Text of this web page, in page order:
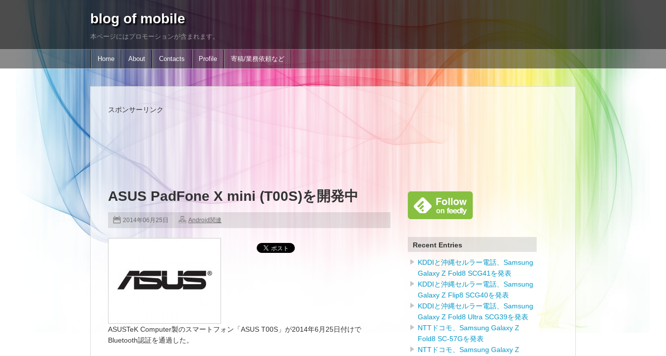
blog of mobile
本ページにはプロモーションが含まれます。
Home About Contacts Profile 寄稿/業務依頼など
スポンサーリンク
ASUS PadFone X mini (T00S)を開発中
2014年06月25日 Android関連
ASUSTeK Computer製のスマートフォン「ASUS T00S」が2014年6月25日付けで
Bluetooth認証を通過した。
Recent Entries
KDDIと沖縄セルラー電話、Samsung
Galaxy Z Fold8 SCG41を発表
KDDIと沖縄セルラー電話、Samsung
Galaxy Z Flip8 SCG40を発表
KDDIと沖縄セルラー電話、Samsung
Galaxy Z Fold8 Ultra SCG39を発表
NTTドコモ、Samsung Galaxy Z
Fold8 SC-57Gを発表
NTTドコモ、Samsung Galaxy Z